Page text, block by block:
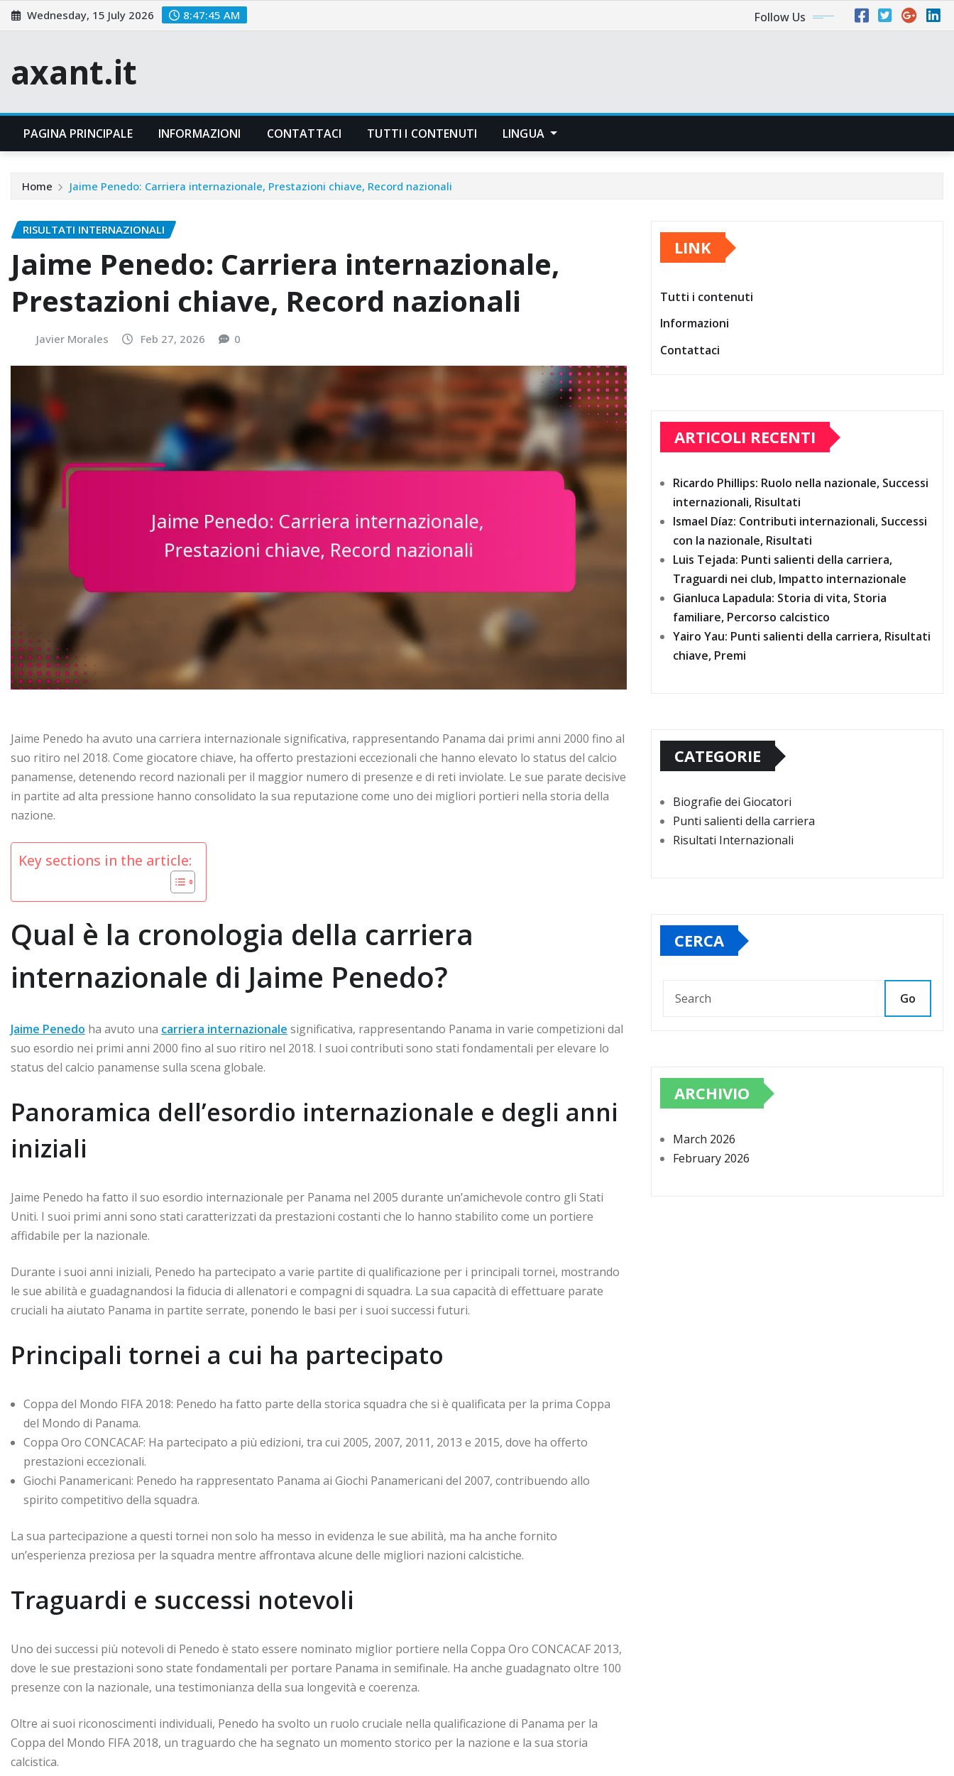
Skip
to
Wednesday, 15 July 2026 8:47:46 AM Follow Us
axant.it
PAGINA PRINCIPALE INFORMAZIONI CONTATTACI TUTTI I CONTENUTI LINGUA
Home Jaime Penedo: Carriera internazionale, Prestazioni chiave, Record nazionali
RISULTATI INTERNAZIONALI
Jaime Penedo: Carriera internazionale,
Prestazioni chiave, Record nazionali
Javier Morales Feb 27, 2026 0
Jaime Penedo ha avuto una carriera internazionale significativa, rappresentando Panama dai primi anni 2000 fino al
suo ritiro nel 2018. Come giocatore chiave, ha offerto prestazioni eccezionali che hanno elevato lo status del calcio
panamense, detenendo record nazionali per il maggior numero di presenze e di reti inviolate. Le sue parate decisive
in partite ad alta pressione hanno consolidato la sua reputazione come uno dei migliori portieri nella storia della
nazione.
Key sections in the article:
Qual è la cronologia della carriera
internazionale di Jaime Penedo?
Jaime Penedo ha avuto una carriera internazionale significativa, rappresentando Panama in varie competizioni dal
suo esordio nei primi anni 2000 fino al suo ritiro nel 2018. I suoi contributi sono stati fondamentali per elevare lo
status del calcio panamense sulla scena globale.
Panoramica dell’esordio internazionale e degli anni
iniziali
Jaime Penedo ha fatto il suo esordio internazionale per Panama nel 2005 durante un’amichevole contro gli Stati
Uniti. I suoi primi anni sono stati caratterizzati da prestazioni costanti che lo hanno stabilito come un portiere
affidabile per la nazionale.
Durante i suoi anni iniziali, Penedo ha partecipato a varie partite di qualificazione per i principali tornei, mostrando
le sue abilità e guadagnandosi la fiducia di allenatori e compagni di squadra. La sua capacità di effettuare parate
cruciali ha aiutato Panama in partite serrate, ponendo le basi per i suoi successi futuri.
Principali tornei a cui ha partecipato
Coppa del Mondo FIFA 2018: Penedo ha fatto parte della storica squadra che si è qualificata per la prima Coppa
del Mondo di Panama.
Coppa Oro CONCACAF: Ha partecipato a più edizioni, tra cui 2005, 2007, 2011, 2013 e 2015, dove ha offerto
prestazioni eccezionali.
Giochi Panamericani: Penedo ha rappresentato Panama ai Giochi Panamericani del 2007, contribuendo allo
spirito competitivo della squadra.
La sua partecipazione a questi tornei non solo ha messo in evidenza le sue abilità, ma ha anche fornito
un’esperienza preziosa per la squadra mentre affrontava alcune delle migliori nazioni calcistiche.
Traguardi e successi notevoli
Uno dei successi più notevoli di Penedo è stato essere nominato miglior portiere nella Coppa Oro CONCACAF 2013,
dove le sue prestazioni sono state fondamentali per portare Panama in semifinale. Ha anche guadagnato oltre 100
presenze con la nazionale, una testimonianza della sua longevità e coerenza.
Oltre ai suoi riconoscimenti individuali, Penedo ha svolto un ruolo cruciale nella qualificazione di Panama per la
Coppa del Mondo FIFA 2018, un traguardo che ha segnato un momento storico per la nazione e la sua storia
calcistica.
LINK
Tutti i contenuti
Informazioni
Contattaci
ARTICOLI RECENTI
Ricardo Phillips: Ruolo nella nazionale, Successi
internazionali, Risultati
Ismael Díaz: Contributi internazionali, Successi
con la nazionale, Risultati
Luis Tejada: Punti salienti della carriera,
Traguardi nei club, Impatto internazionale
Gianluca Lapadula: Storia di vita, Storia
familiare, Percorso calcistico
Yairo Yau: Punti salienti della carriera, Risultati
chiave, Premi
CATEGORIE
Biografie dei Giocatori
Punti salienti della carriera
Risultati Internazionali
CERCA
Go
ARCHIVIO
March 2026
February 2026